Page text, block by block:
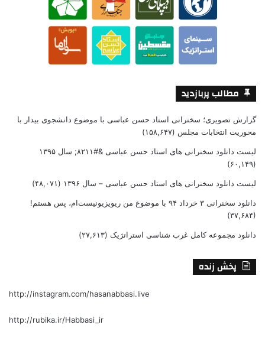
مطالب پربازدید
گزارش تصویری؛ سخنرانی استاد حسن عباسی با موضوع دانشجوی بیدار با
محوریت انتخابات مجلس (۱۵۸,۶۴۷)
لیست دانلود سخنرانی های استاد حسن عباسی &#۸۲۱۱; سال ۱۳۹۵
(۶۰,۱۴۹)
لیست دانلود سخنرانی های استاد حسن عباسی – سال ۱۳۹۶ (۴۸,۰۷۱)
دانلود سخنرانی ۳ خرداد ۹۴ با موضوع من ریویزیونیست‌ام، پس هستم!
(۳۷,۶۸۴)
دانلود مجموعه کامل غرب شناسی استراتژیک (۲۷,۶۱۳)
پخش زنده
http://instagram.com/hasanabbasi.live
http://rubika.ir/Habbasi_ir